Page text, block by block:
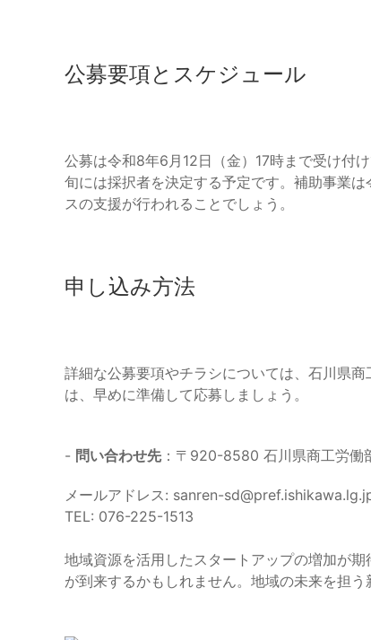
公募要項とスケジュール
公募は令和8年6月12日（金）17時まで受け付
旬には採択者を決定する予定です。補助事業
スの支援が行われることでしょう。
申し込み方法
詳細な公募要項やチラシについては、石川県
は、早めに準備して応募しましょう。
- 問い合わせ先：〒920-8580 石川県商工労働
メールアドレス: sanren-
TEL: 076-225-1513
地域資源を活用したスタートアップの増加が
が到来するかもしれません。地域の未来を担